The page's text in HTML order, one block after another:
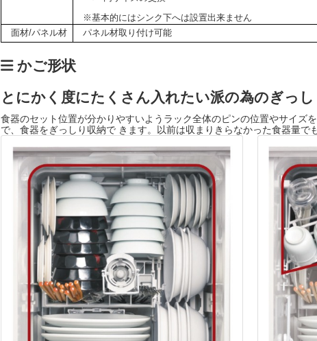
※基本的にはシンク下へは設置出来ません
面材/パネル材
パネル材取り付け可能
かご形状
とにかく度にたくさん入れたい派の為のぎっ
食器のセット位置が分かりやすいようラック全体のピンの位置やサイズ
で、食器をぎっしり収納で きます。以前は収まりきらなかった食器量で